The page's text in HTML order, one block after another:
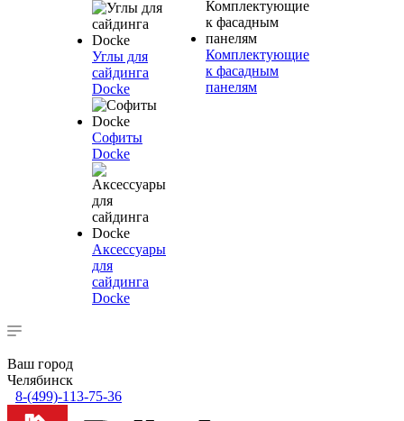
Углы для
сайдинга
Docke
Софиты
Docke
Аксессуары
для
сайдинга
Docke
Комплектующие
к фасадным
панелям
Ваш город
Челябинск
8-(499)-113-75-36